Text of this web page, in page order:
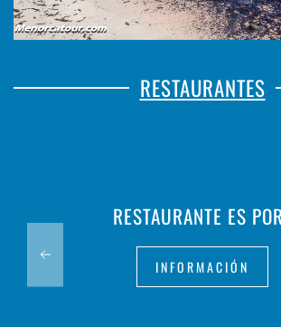
RESTAURANTES
RESTAURANTE ES
INFORMACIÓN